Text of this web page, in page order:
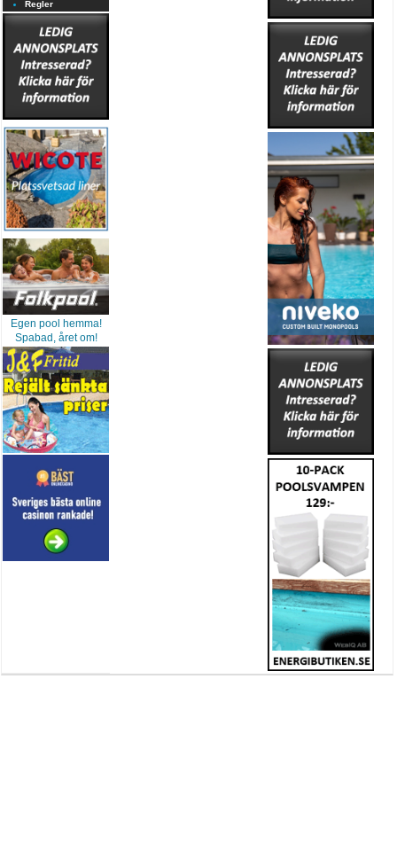
Regler
Egen pool hemma!
Spabad, året om!